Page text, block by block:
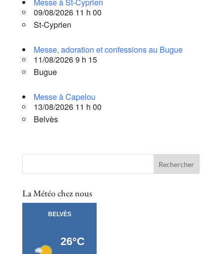
Messe à St-Cyprien
09/08/2026 11 h 00
St-Cyprien
Messe, adoration et confessions au Bugue
11/08/2026 9 h 15
Bugue
Messe à Capelou
13/08/2026 11 h 00
Belvès
La Météo chez nous